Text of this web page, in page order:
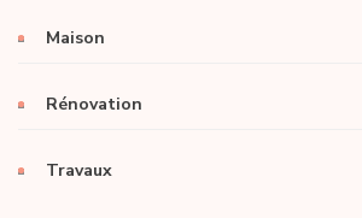
Maison
Rénovation
Travaux